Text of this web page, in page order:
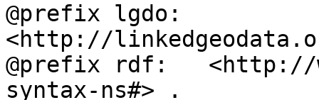
@prefix lgdo:
<http://
@prefix rdf:   <http://
syntax-ns#> .